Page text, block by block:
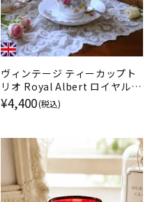
ヴィンテージ ティーカップト
リオ Royal Albert ロイヤルア
ルバート Nosegay イギリス
¥4,400(税込)